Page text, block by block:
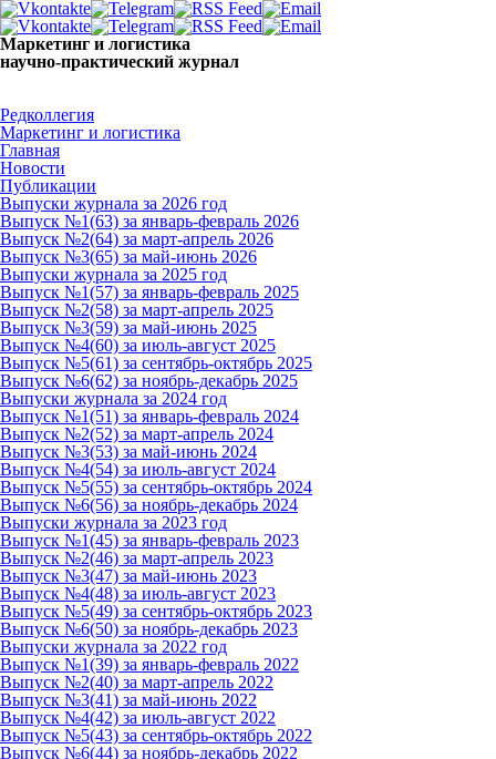
Маркетинг и логистика
научно-практический журнал
Редколлегия
Маркетинг и логистика
Главная
Новости
Публикации
Выпуски журнала за 2026 год
Выпуск №1(63) за январь-февраль 2026
Выпуск №2(64) за март-апрель 2026
Выпуск №3(65) за май-июнь 2026
Выпуски журнала за 2025 год
Выпуск №1(57) за январь-февраль 2025
Выпуск №2(58) за март-апрель 2025
Выпуск №3(59) за май-июнь 2025
Выпуск №4(60) за июль-август 2025
Выпуск №5(61) за сентябрь-октябрь 2025
Выпуск №6(62) за ноябрь-декабрь 2025
Выпуски журнала за 2024 год
Выпуск №1(51) за январь-февраль 2024
Выпуск №2(52) за март-апрель 2024
Выпуск №3(53) за май-июнь 2024
Выпуск №4(54) за июль-август 2024
Выпуск №5(55) за сентябрь-октябрь 2024
Выпуск №6(56) за ноябрь-декабрь 2024
Выпуски журнала за 2023 год
Выпуск №1(45) за январь-февраль 2023
Выпуск №2(46) за март-апрель 2023
Выпуск №3(47) за май-июнь 2023
Выпуск №4(48) за июль-август 2023
Выпуск №5(49) за сентябрь-октябрь 2023
Выпуск №6(50) за ноябрь-декабрь 2023
Выпуски журнала за 2022 год
Выпуск №1(39) за январь-февраль 2022
Выпуск №2(40) за март-апрель 2022
Выпуск №3(41) за май-июнь 2022
Выпуск №4(42) за июль-август 2022
Выпуск №5(43) за сентябрь-октябрь 2022
Выпуск №6(44) за ноябрь-декабрь 2022